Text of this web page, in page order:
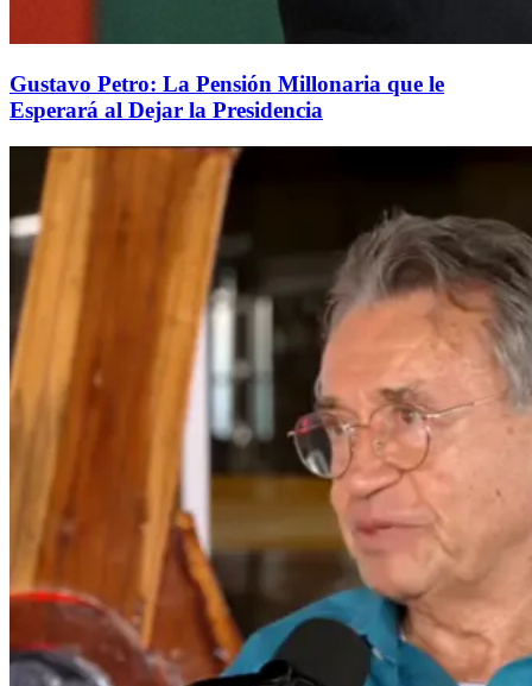
Gustavo Petro: La Pensión Millonaria que le
Esperará al Dejar la Presidencia